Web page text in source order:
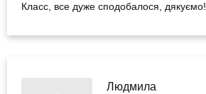
Класс, все дуже сподобалося, дякуємо!
Людмила